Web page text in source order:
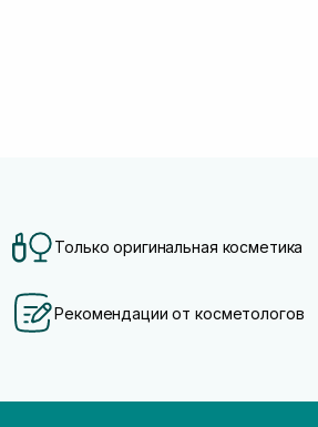
Только оригинальная косметика
Рекомендации от косметологов